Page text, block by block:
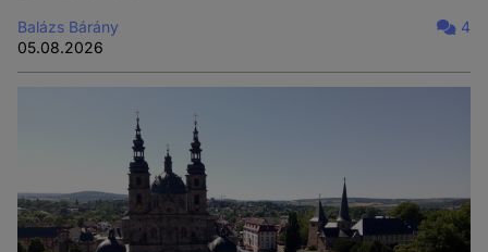
Balázs Bárány
05.08.2026
4